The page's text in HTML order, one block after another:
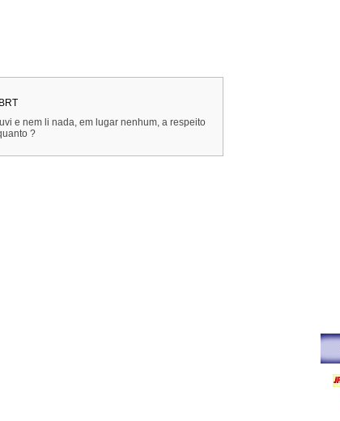
e nem li nada, em lugar nenhum, a respeito
?